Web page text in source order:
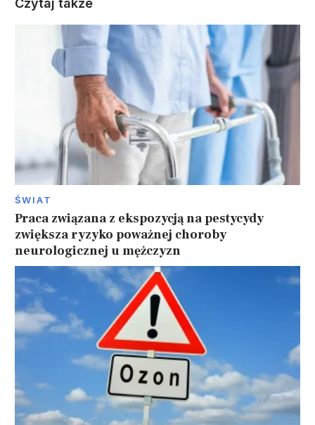
Czytaj także
ŚWIAT
Praca związana z ekspozycją na pestycydy
zwiększa ryzyko poważnej choroby
neurologicznej u mężczyzn